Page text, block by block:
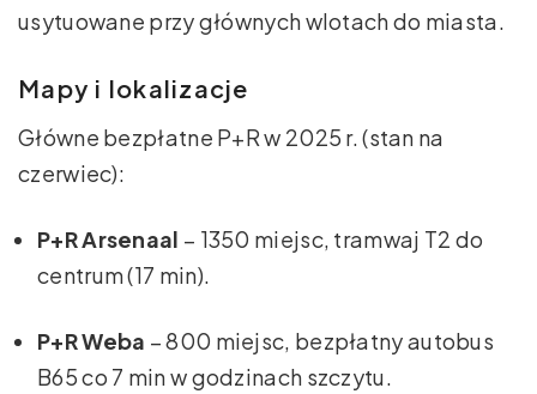
usytuowane przy głównych wlotach do miasta.
Mapy i lokalizacje
Główne bezpłatne P+R w 2025 r. (stan na
czerwiec):
P+R Arsenaal – 1350 miejsc, tramwaj T2 do
centrum (17 min).
P+R Weba – 800 miejsc, bezpłatny autobus
B65 co 7 min w godzinach szczytu.